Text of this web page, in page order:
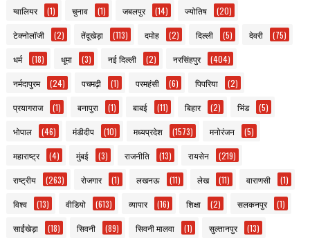
ग्वालियर (1) चुनाव (1) जबलपुर (14) ज्योतिष (20)
टेक्नोलॉजी (2) तेंदूखेड़ा (113) दमोह (2) दिल्ली (5) देवरी (75)
धर्म (18) धूमा (3) नई दिल्ली (2) नरसिंहपुर (404)
नर्मदापुरम (24) पचमढ़ी (1) परमहंसी (6) पिपरिया (2)
प्रयागराज (1) बनापुरा (1) बाबई (11) बिहार (2) भिंड (5)
भोपाल (46) मंडीदीप (10) मध्यप्रदेश (1573) मनोरंजन (5)
महाराष्ट्र (4) मुंबई (3) राजनीति (13) रायसेन (219)
राष्ट्रीय (263) रोजगार (1) लखनऊ (11) लेख (11) वाराणसी (1)
विश्व (13) वीडियो (613) व्यापार (16) शिक्षा (2) सलकनपुर (1)
साईंखेड़ा (18) सिवनी (89) सिवनी मालवा (1) सुल्तानपुर (13)